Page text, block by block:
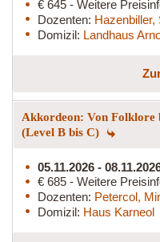
€ 645 - Weitere
Dozenten: Hazenbiller,
Domizil: Landhaus
Akkordeon: Von Folklore
(Level B bis C)
05.11.2026 -
€ 685 - Weitere
Dozenten: Petercol,
Domizil: Haus Karneol